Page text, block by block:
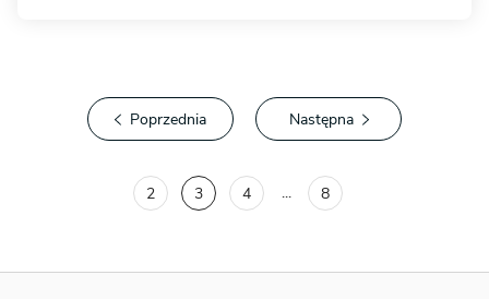
Poprzednia Następna
2 3 4 ... 8